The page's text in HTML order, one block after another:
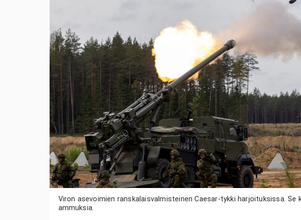
Viron asevoimien ranskalaisvalmisteinen Caesar-tykki harjoituksissa.
ammuksia.